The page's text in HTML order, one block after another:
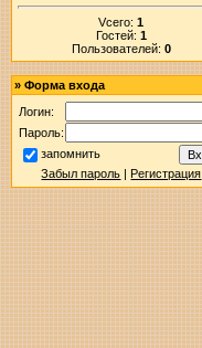
Vсего:1
Гостей: 1
Пользователей: 0
» Форма входа
Логин:
Пароль:
запомнить
Забыл пароль |Регистрация